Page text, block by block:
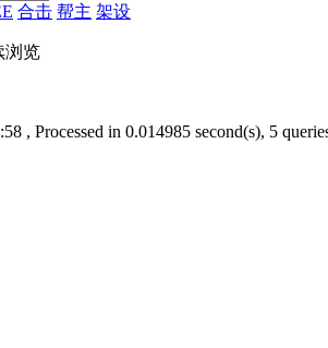
合击 帮主 架设
浏览
, Processed in 0.014985 second(s), 5